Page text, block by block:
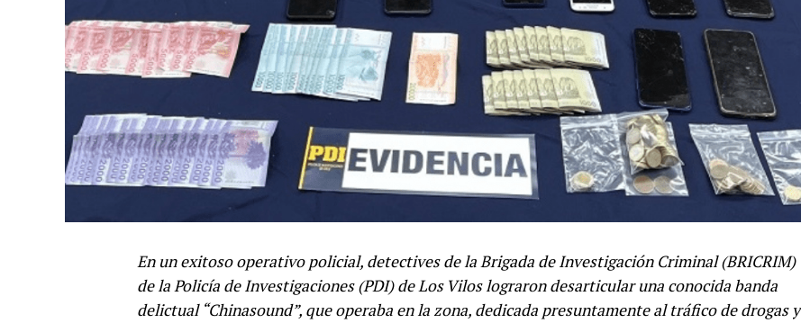
En un exitoso operativo policial, detectives de la Brigada de Investigación Criminal (BRICRIM)
de la Policía de Investigaciones (PDI) de Los Vilos lograron desarticular una conocida banda
delictual “Chinasound”, que operaba en la zona, dedicada presuntamente al tráfico de drogas y